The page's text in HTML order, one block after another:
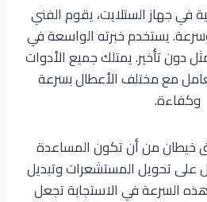
في جهاز الستلايت، يقوم الفني
يستخدم خبرته الواسعة في
دون تأخير. يمتلك جميع الأدوات
مع مختلف الأعطال بسرعة
وكفاءة.
خيطان من أن تكون المساعدة
على تحويل المستشعرات وتبديل
هذه السرعة في الاستجابة تجعل